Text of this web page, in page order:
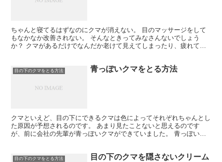
ちゃんと寝てるはずなのにクマが消えない。 目のマッサージをして
もなかなか改善されない。 そんなときってみなさんないでしょう
か？ クマがあるだけでなんだか老けて見えてしまったり、疲れてい
目の下のクマをとる方法 青っぽいクマをとる方法
クマといえど、目の下にできるクマは色によってそれぞれちゃんとし
た原因が予想されるのです。 あまり見たことないと思えるのです
が、前に会社の先輩が青っぽいクマができていました。 青っぽいク
目の下のクマをとる方法 目の下のクマを隠さないクリーム